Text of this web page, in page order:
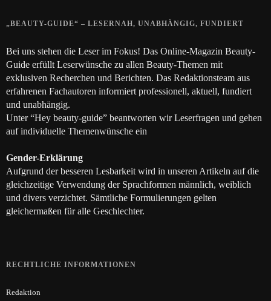
„BEAUTY-GUIDE“ – LESERNAH, UNABHÄNGIG, FUNDIERT
Bei uns stehen die Leser im Fokus! Das Online-Magazin Beauty-
Guide erfüllt Leserwünsche zu allen Beauty-Themen mit
exklusiven Recherchen und Berichten. Das Redaktionsteam aus
erfahrenen Fachautoren informiert professionell, aktuell, fundiert
und unabhängig.
Unter “Hey beauty-guide” beantworten wir Leserfragen und gehen
auf individuelle Themenwünsche ein
Gender-Erklärung
Aufgrund der besseren Lesbarkeit wird in unseren Artikeln auf die
gleichzeitige Verwendung der Sprachformen männlich, weiblich
und divers verzichtet. Sämtliche Formulierungen gelten
gleichermaßen für alle Geschlechter.
RECHTLICHE INFORMATIONEN
Redaktion